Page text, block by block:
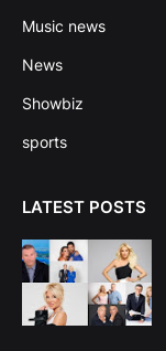
Music news
News
Showbiz
sports
LATEST POSTS